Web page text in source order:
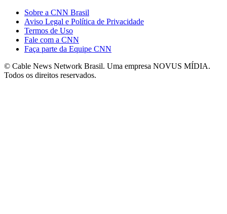
Sobre a CNN Brasil
Aviso Legal e Política de Privacidade
Termos de Uso
Fale com a CNN
Faça parte da Equipe CNN
© Cable News Network Brasil. Uma empresa NOVUS MÍDIA.
Todos os direitos reservados.